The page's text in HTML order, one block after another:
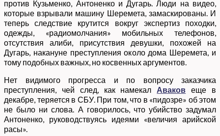
против Кузьменко, Антоненко и Дугарь. Люди на видео,
которые взрывали машину Шеремета, замаскированы. И
теперь следствие крутится вокруг экспертиз походки,
одежды, «радиомолчания» мобильных телефонов,
отсутствия алиби, присутствия девушки, похожей на
Дугарь, накануне преступления около дома Шеремета, и
тому подобных важных, но косвенных аргументов.
Нет видимого прогресса и по вопросу заказчика
преступления, чей след, как намекал Аваков еще в
декабре, теряется в СБУ. При том, что в «пидозре» об этом
не было ни слова. А говорилось, что убийство задумал
Антоненко, руководствуясь идеями «величия арийской
расы».